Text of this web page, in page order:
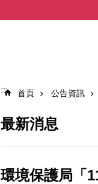
::: 首頁 公告資訊
最新消息
環境保護局「